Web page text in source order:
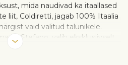
mida naudivad ka itaallased
liit, Coldiretti, jagab 100% Itaalia
vaid valitud talunikele.
Stefano, valib eksklusiivselt